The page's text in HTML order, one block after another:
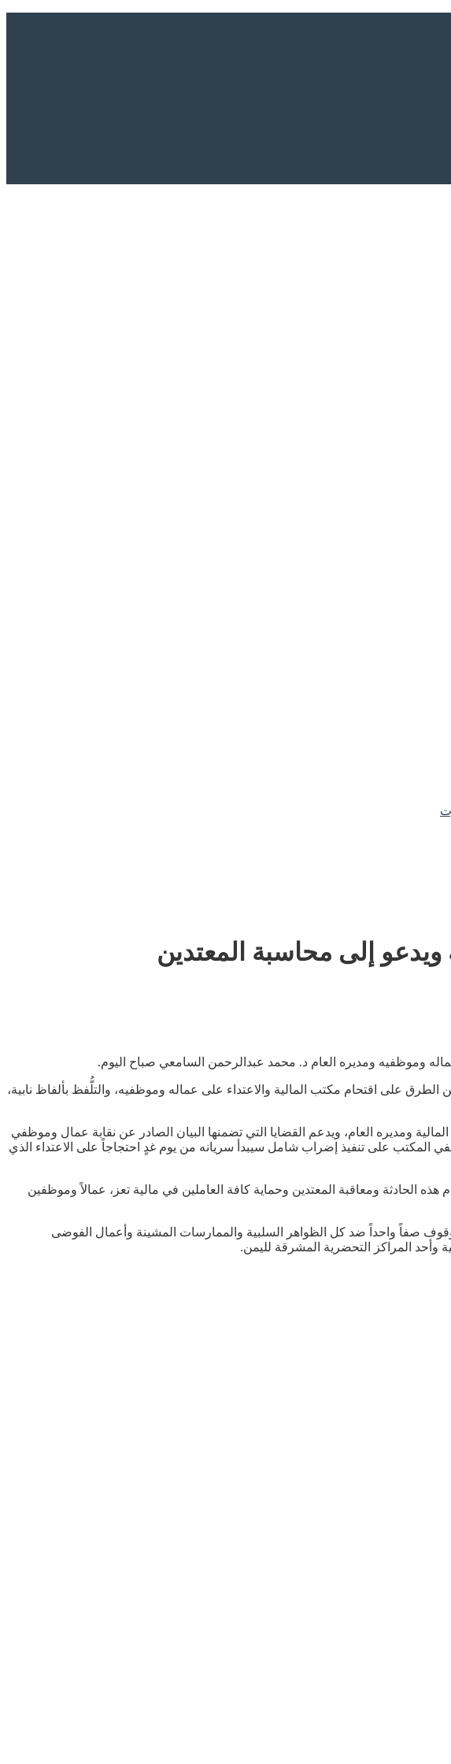
إلى محاسبة المعتدين
وموظفيه ومديره العام د. محمد عبدالرحمن السامعي صباح اليوم.
على اقتحام مكتب المالية والاعتداء على عماله وموظفيه، والتلُّفظ بألفاظ نابية،
ومديره العام، ويدعم القضايا التي تضمنها البيان الصادر عن نقابة عمال وموظفي
المكتب على تنفيذ إضراب شامل سيبدأ سريانه من يوم غدٍ احتجاجاً على الاعتداء الذي
الحادثة ومعاقبة المعتدين وحماية كافة العاملين في مالية تعز، عمالاً وموظفين
صفاً واحداً ضد كل الظواهر السلبية والممارسات المشينة وأعمال الفوضى
وأحد المراكز التحضرية المشرقة لليمن.